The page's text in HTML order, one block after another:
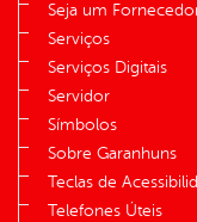
Seja um
Serviços
Serviços Digitais
Servidor
Símbolos
Sobre Garanhuns
Teclas de
Telefones Úteis